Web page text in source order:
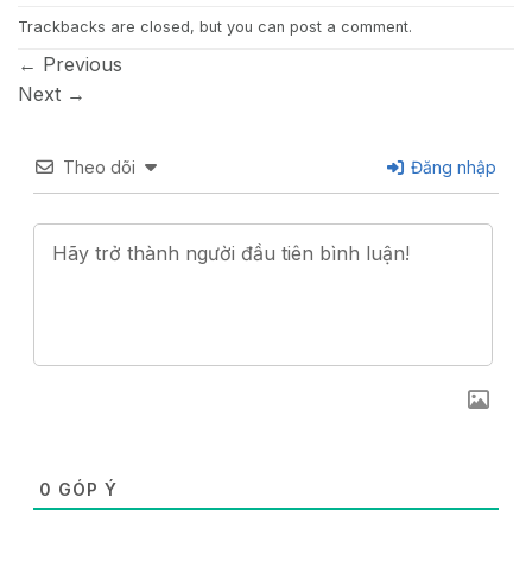
Trackbacks are closed, but you can post a comment.
← Previous
Next →
Theo dõi Đăng nhập
0 GÓP Ý